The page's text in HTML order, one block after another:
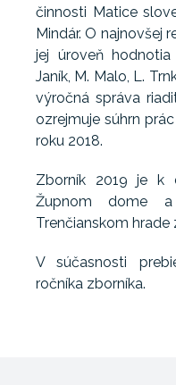
činnosti Matice
Mindár. O najnovšej
jej úroveň
Janík, M. Malo, L.
výročná správa
ozrejmuje súhrn
roku 2018.
Zborník 2019 je k
Župnom dome
Trenčianskom hrade
V súčasnosti
ročníka zborníka.